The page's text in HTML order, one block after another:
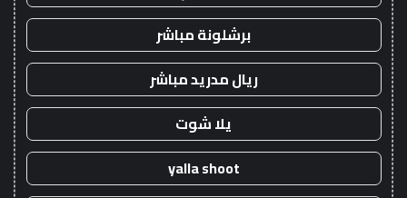
برشلونة مباشر
ريال مدريد مباشر
يلا شوت
yalla shoot